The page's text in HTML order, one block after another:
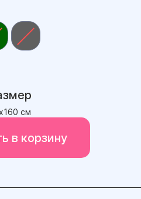
см
в корзину